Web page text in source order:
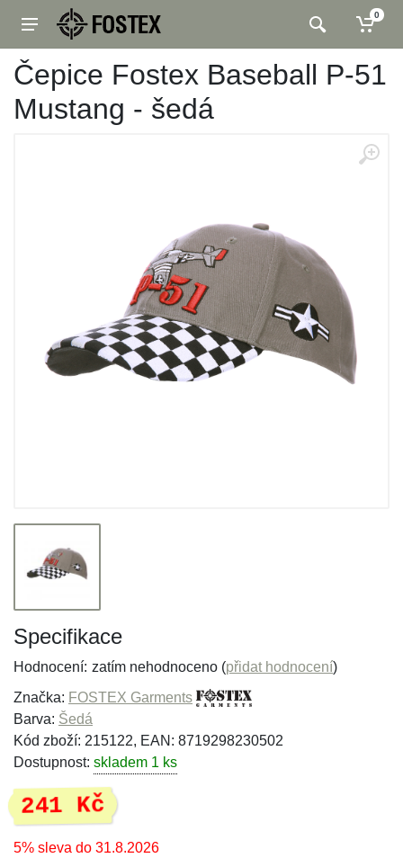
0
Čepice Fostex Baseball P-51
Mustang - šedá
Specifikace
Hodnocení: zatím nehodnoceno (přidat hodnocení)
Značka: FOSTEX Garments
Barva: Šedá
Kód zboží: 215122, EAN: 8719298230502
Dostupnost: skladem 1 ks
241 Kč
5% sleva do 31.8.2026